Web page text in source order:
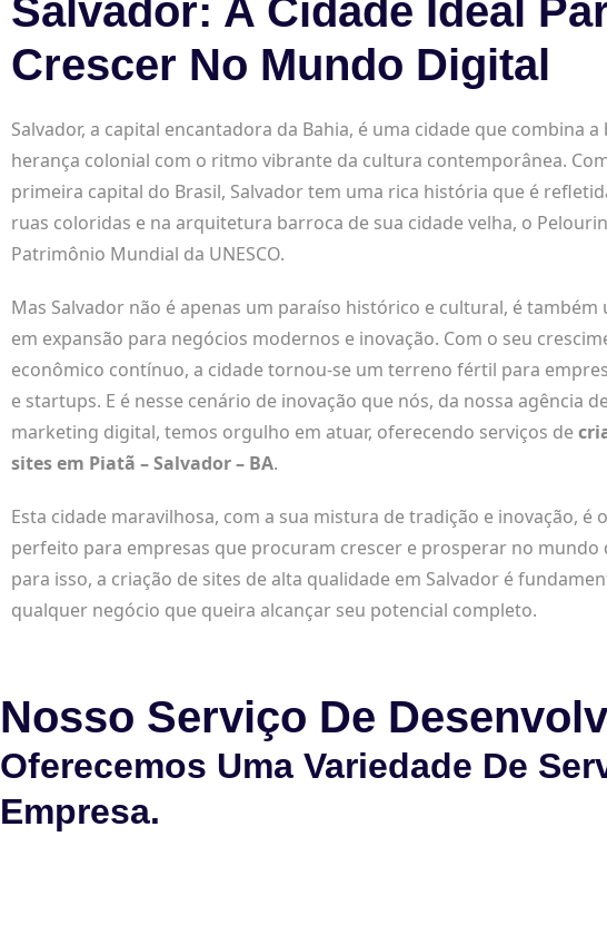
Salvador: A Cidade Ideal
Crescer No Mundo Digital
Salvador, a capital encantadora da Bahia, é uma cidade que combina a
herança colonial com o ritmo vibrante da cultura contemporânea.
primeira capital do Brasil, Salvador tem uma rica história que é
ruas coloridas e na arquitetura barroca de sua cidade velha, o
Patrimônio Mundial da UNESCO.
Mas Salvador não é apenas um paraíso histórico e cultural, é também
em expansão para negócios modernos e inovação. Com o seu
econômico contínuo, a cidade tornou-se um terreno fértil para
e startups. E é nesse cenário de inovação que nós, da nossa agência
marketing digital, temos orgulho em atuar, oferecendo serviços de
sites em Piatã – Salvador – BA.
Esta cidade maravilhosa, com a sua mistura de tradição e inovação, é
perfeito para empresas que procuram crescer e prosperar no mundo
para isso, a criação de sites de alta qualidade em Salvador é
qualquer negócio que queira alcançar seu potencial completo.
Nosso Serviço De
Oferecemos Uma Variedade De
Empresa.